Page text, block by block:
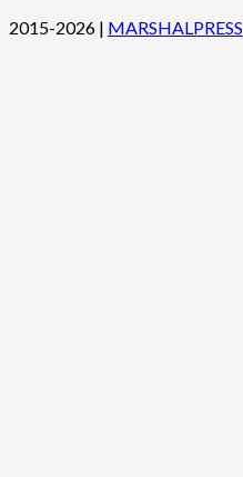
2015-2026 | MARSHALPRESS